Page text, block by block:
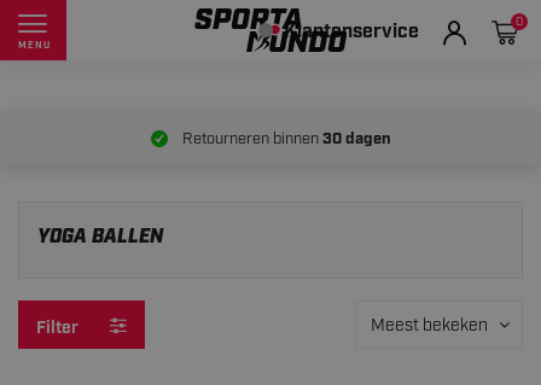
MENU Klantenservice 0
Retourneren binnen30 dagen
YOGA BALLEN
Filter Meest bekeken